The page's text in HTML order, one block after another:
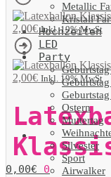
0,00€ 0
Metallic
Kristall
Hochzeiten
LED
Party
Ostern
Muttertag
Silvester
Sport
Airwalker
2,00€ Inkl. 19% MwSt
2,00€ Inkl. 19% MwSt